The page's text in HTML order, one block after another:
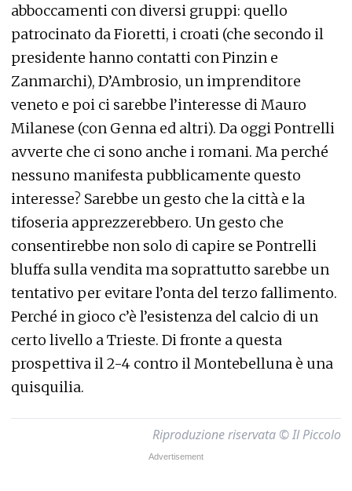
abboccamenti con diversi gruppi: quello
patrocinato da Fioretti, i croati (che secondo il
presidente hanno contatti con Pinzin e
Zanmarchi), D’Ambrosio, un imprenditore
veneto e poi ci sarebbe l’interesse di Mauro
Milanese (con Genna ed altri). Da oggi Pontrelli
avverte che ci sono anche i romani. Ma perché
nessuno manifesta pubblicamente questo
interesse? Sarebbe un gesto che la città e la
tifoseria apprezzerebbero. Un gesto che
consentirebbe non solo di capire se Pontrelli
bluffa sulla vendita ma soprattutto sarebbe un
tentativo per evitare l’onta del terzo fallimento.
Perché in gioco c’è l’esistenza del calcio di un
certo livello a Trieste. Di fronte a questa
prospettiva il 2-4 contro il Montebelluna è una
quisquilia.
Riproduzione riservata © Il Piccolo